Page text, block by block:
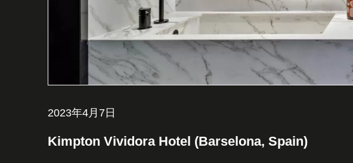
2023年4月7日
Kimpton Vividora Hotel (Barselona, Spain)